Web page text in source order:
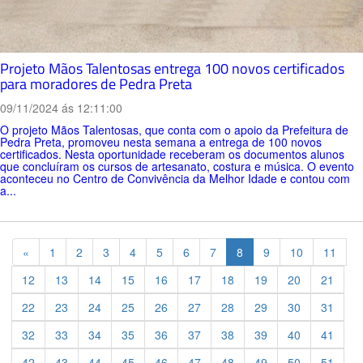
Projeto Mãos Talentosas entrega 100 novos certificados
para moradores de Pedra Preta
09/11/2024 ás 12:11:00
O projeto Mãos Talentosas, que conta com o apoio da Prefeitura de
Pedra Preta, promoveu nesta semana a entrega de 100 novos
certificados. Nesta oportunidade receberam os documentos alunos
que concluíram os cursos de artesanato, costura e música. O evento
aconteceu no Centro de Convivência da Melhor Idade e contou com
a...
« Previous
1 2 3 4 5 6 7 8 9 10
11
12
13 14 15 16 17 18 19 20
21
22
23 24 25 26 27 28 29 30
31
32
33 34 35 36 37 38 39 40
41